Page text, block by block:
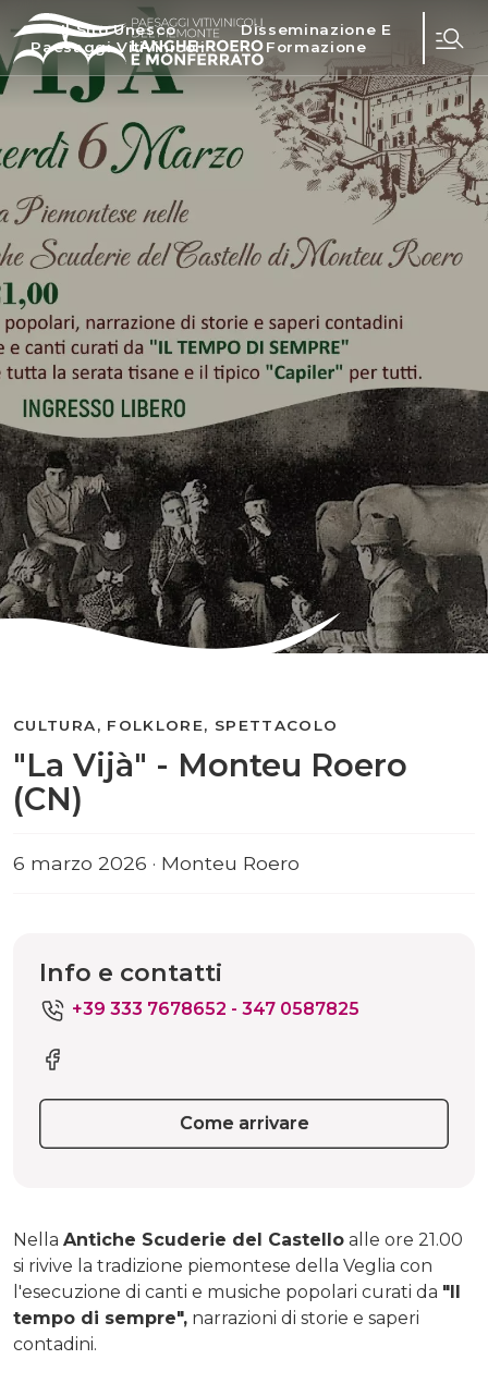
Il Sito Unesco
Paesaggi Vitivinicoli
Disseminazione E
Formazione
"La Vijà" - Monteu Roero
(CN)
CULTURA, FOLKLORE, SPETTACOLO
6 marzo 2026 · Monteu Roero
Nella Antiche Scuderie del Castello alle ore 21.00
si rivive la tradizione piemontese della Veglia con
l'esecuzione di canti e musiche popolari curati da "Il
tempo di sempre", narrazioni di storie e saperi
contadini.
Info e contatti
+39 333 7678652 - 347 0587825
Come arrivare